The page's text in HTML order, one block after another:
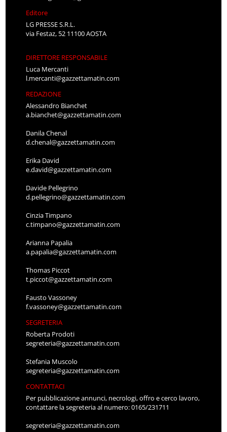
Editore
LG PRESSE S.R.L.
via Festaz, 52 11100 AOSTA
DIRETTORE RESPONSABILE
Luca Mercanti
l.mercanti@gazzettamatin.com
REDAZIONE
Alessandro Bianchet
a.bianchet@gazzettamatin.com
Danila Chenal
d.chenal@gazzettamatin.com
Erika David
e.david@gazzettamatin.com
Davide Pellegrino
d.pellegrino@gazzettamatin.com
Cinzia Timpano
c.timpano@gazzettamatin.com
Arianna Papalia
a.papalia@gazzettamatin.com
Thomas Piccot
t.piccot@gazzettamatin.com
Fausto Vassoney
f.vassoney@gazzettamatin.com
SEGRETERIA
Roberta Prodoti
segreteria@gazzettamatin.com
Stefania Muscolo
segreteria@gazzettamatin.com
CONTATTACI
Per pubblicazione annunci, necrologi, offro e cerco lavoro,
contattare la segreteria al numero: 0165/231711
segreteria@gazzettamatin.com